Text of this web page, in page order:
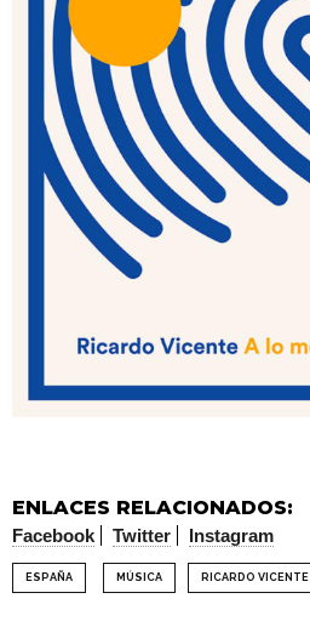
ENLACES RELACIONADOS:
Facebook Twitter Instagram
ESPAÑA MÚSICA RICARDO VICENTE